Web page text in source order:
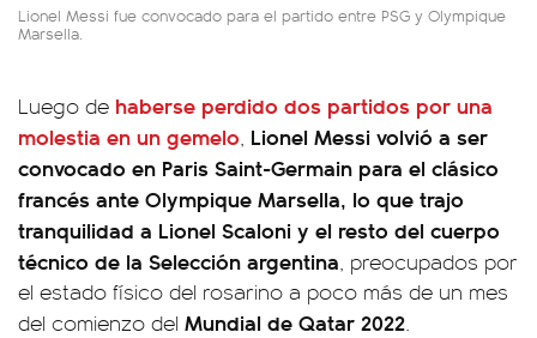
Lionel Messi fue convocado para el partido entre PSG y Olympique
Marsella.
Luego de haberse perdido dos partidos por una
molestia en un gemelo, Lionel Messi volvió a ser
convocado en Paris Saint-Germain para el clásico
francés ante Olympique Marsella, lo que trajo
tranquilidad a Lionel Scaloni y el resto del cuerpo
técnico de la Selección argentina, preocupados por
el estado físico del rosarino a poco más de un mes
del comienzo del Mundial de Qatar 2022.